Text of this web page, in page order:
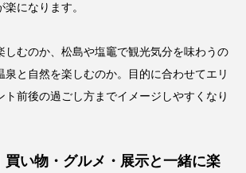
になります。
しむのか、松島や塩竈で観光気分を味わうの
泉と自然を楽しむのか。目的に合わせてエリ
ト前後の過ごし方までイメージしやすくなり
買い物・グルメ・展示と一緒に楽